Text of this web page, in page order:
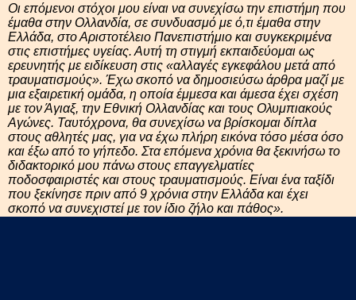
Οι επόμενοι στόχοι μου είναι να συνεχίσω την επιστήμη που
έμαθα στην Ολλανδία, σε συνδυασμό με ό,τι έμαθα στην
Ελλάδα, στο Αριστοτέλειο Πανεπιστήμιο και συγκεκριμένα
στις επιστήμες υγείας. Αυτή τη στιγμή εκπαιδεύομαι ως
ερευνητής με ειδίκευση στις «αλλαγές εγκεφάλου μετά από
τραυματισμούς». Έχω σκοπό να δημοσιεύσω άρθρα μαζί με
μια εξαιρετική ομάδα, η οποία έμμεσα και άμεσα έχει σχέση
με τον Άγιαξ, την Εθνική Ολλανδίας και τους Ολυμπιακούς
Αγώνες. Ταυτόχρονα, θα συνεχίσω να βρίσκομαι δίπλα
στους αθλητές μας, για να έχω πλήρη εικόνα τόσο μέσα όσο
και έξω από το γήπεδο. Στα επόμενα χρόνια θα ξεκινήσω το
διδακτορικό μου πάνω στους επαγγελματίες
ποδοσφαιριστές και στους τραυματισμούς. Είναι ένα ταξίδι
που ξεκίνησε πριν από 9 χρόνια στην Ελλάδα και έχει
σκοπό να συνεχιστεί με τον ίδιο ζήλο και πάθος».